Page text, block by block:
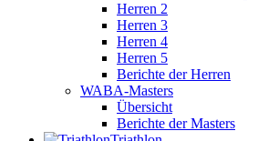
Herren 2
Herren 3
Herren 4
Herren 5
Berichte der Herren
WABA-Masters
Übersicht
Berichte der Masters